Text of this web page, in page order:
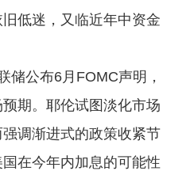
低迷，又临近年中资金
公布6月FOMC声明，
期。耶伦试图淡化市场
调渐进式的政策收紧节
在今年内加息的可能性